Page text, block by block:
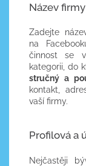
Název
Zadejte
na
činnost se
kategorii, do
stručný a
kontakt,
vaší firmy.
Profilová a
Nejčastěji